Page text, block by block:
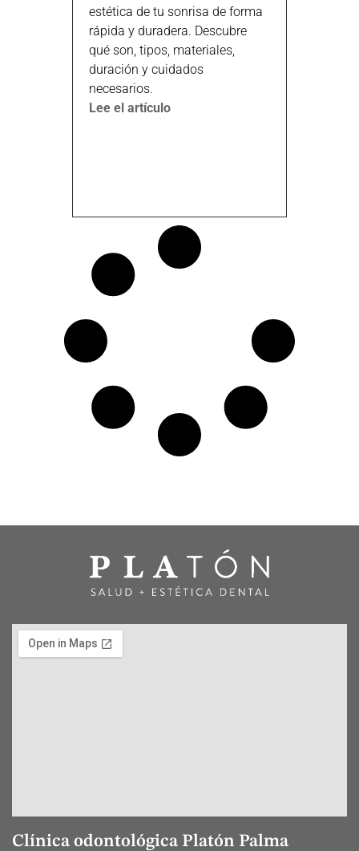
estética de tu sonrisa de forma
rápida y duradera. Descubre
qué son, tipos, materiales,
duración y cuidados
necesarios.
Lee el artículo
Clínica odontológica Platón Palma